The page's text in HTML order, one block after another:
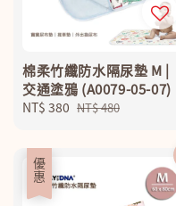
棉柔竹纖防水隔尿墊 M |
交通塗鴉 (A0079-05-07)
Sale
NT$ 380 Regular
NT$ 480
優惠